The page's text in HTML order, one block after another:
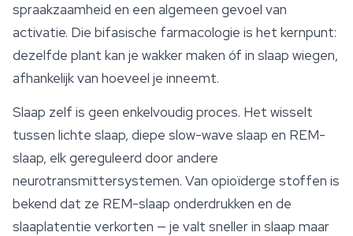
spraakzaamheid en een algemeen gevoel van
activatie. Die bifasische farmacologie is het kernpunt:
dezelfde plant kan je wakker maken óf in slaap wiegen,
afhankelijk van hoeveel je inneemt.
Slaap zelf is geen enkelvoudig proces. Het wisselt
tussen lichte slaap, diepe slow-wave slaap en REM-
slaap, elk gereguleerd door andere
neurotransmittersystemen. Van opioïderge stoffen is
bekend dat ze REM-slaap onderdrukken en de
slaaplatentie verkorten — je valt sneller in slaap maar